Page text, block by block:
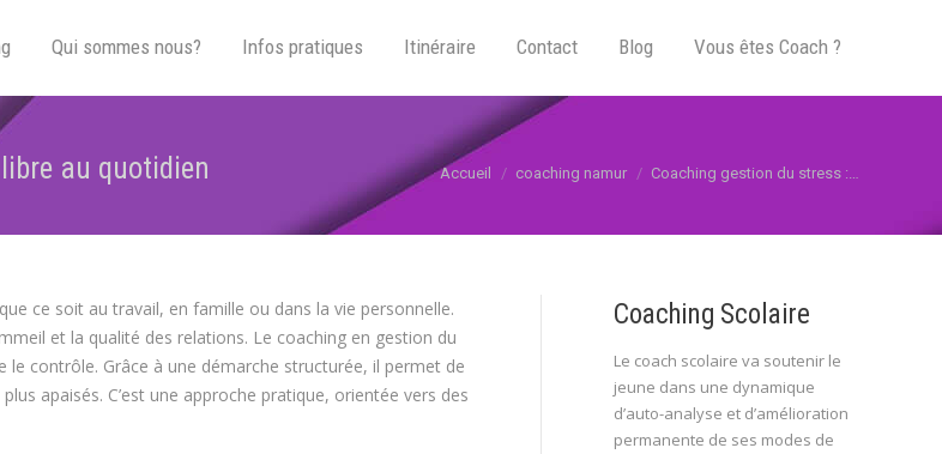
Qui sommes nous? Infos pratiques Itinéraire Contact Blog Vous êtes Coach ?
au quotidien Vous êtes ici :
Accueil coaching namur Coaching gestion du stress :…
ce soit au travail, en famille ou dans la vie personnelle.
et la qualité des relations. Le coaching en gestion du
contrôle. Grâce à une démarche structurée, il permet de
apaisés. C’est une approche pratique, orientée vers des
Coaching Scolaire
Le coach scolaire va soutenir le
jeune dans une dynamique
d’auto-analyse et d’amélioration
permanente de ses modes de